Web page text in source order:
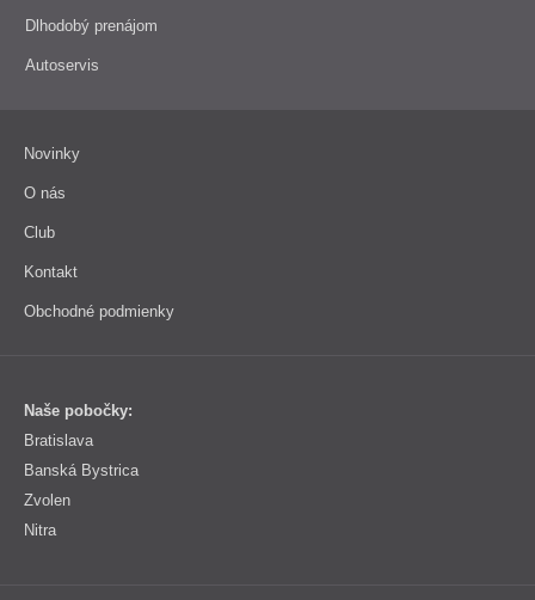
Dlhodobý prenájom
Autoservis
Novinky
O nás
Club
Kontakt
Obchodné podmienky
Naše pobočky:
Bratislava
Banská Bystrica
Zvolen
Nitra